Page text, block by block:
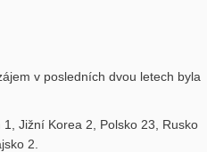
v posledních dvou letech byla
Jižní Korea 2, Polsko 23, Rusko
2.